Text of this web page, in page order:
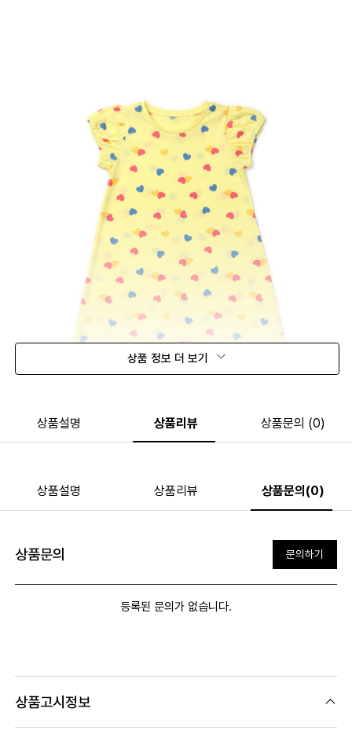
상품 정보 더 보기
상품설명 상품리뷰 상품문의 (0)
상품설명 상품리뷰 상품문의(0)
상품문의 문의하기
등록된 문의가 없습니다.
상품고시정보